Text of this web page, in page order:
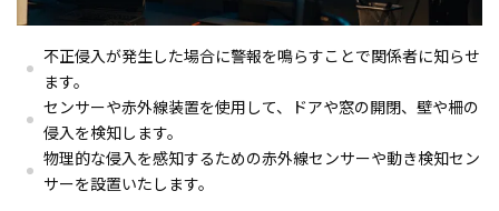
不正侵入が発生した場合に警報を鳴らすことで関係者に知らせ
ます。
センサーや赤外線装置を使用して、ドアや窓の開閉、壁や柵の
侵入を検知します。
物理的な侵入を感知するための赤外線センサーや動き検知セン
サーを設置いたします。